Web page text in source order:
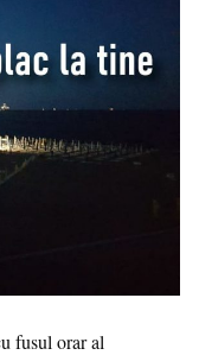
fusul orar al